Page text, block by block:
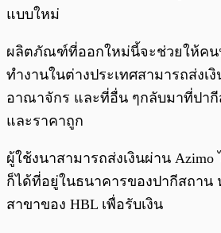
แบบใหม่
ผลิตภัณฑ์ที่ออกใหม่นี้จะช่วยให้คน
ทำงานในต่างประเทศสามารถส่งเ
อาณาจักร และที่อื่น ๆกลับมาที่ปากี
และราคาถูก
ผู้ใช้งนาสามารถส่งเงินผ่าน
ก็ได้ที่อยู่ในธนาคารของปากีสถาน
สาขาของ HBL เพื่อรับเงิน